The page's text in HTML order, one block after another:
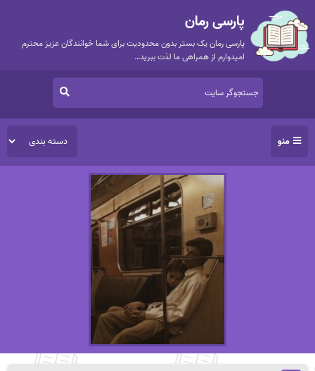
پارسی رمان
پارسی رمان یک بستر بدون محدودیت برای شما خوانندگان عزیز محترم
امیدوارم از همراهی ما لذت ببرید…
منو